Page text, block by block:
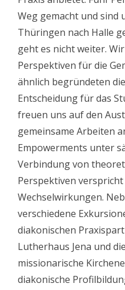
Weg gemacht und sind
Thüringen nach Halle
geht es nicht weiter.
Perspektiven für die
ähnlich begründeten
Entscheidung für das
freuen uns auf den
gemeinsame Arbeiten
Empowerments unter
Verbindung von
Perspektiven
Wechselwirkungen.
verschiedene
diakonischen
Lutherhaus Jena und
missionarische
diakonische